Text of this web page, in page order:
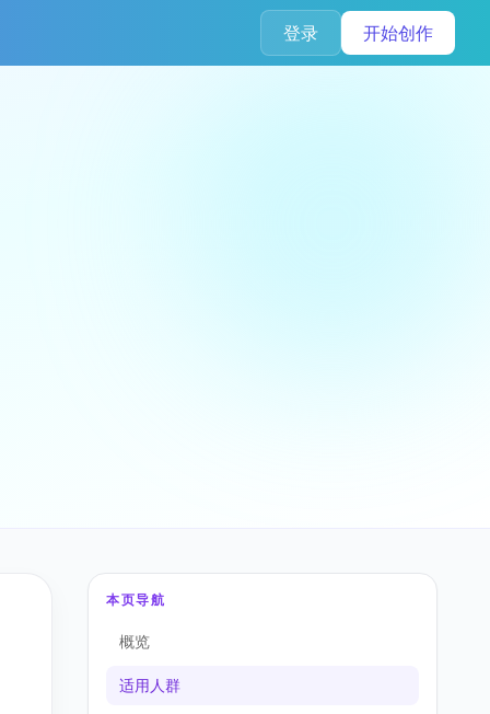
登录 开始创作
本页导航
概览
适用人群